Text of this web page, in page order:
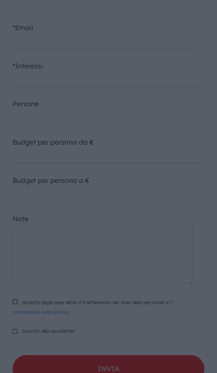
*Email
*Interessi
Persone
Budget per persona da €
Budget per persona a €
Note
Accetto dopo aver letto il trattamento dei miei dati personali e l’
informativa sulla privacy
Iscriviti alla newsletter